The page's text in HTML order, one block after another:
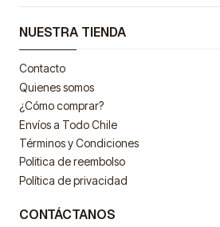
NUESTRA TIENDA
Contacto
Quienes somos
¿Cómo comprar?
Envíos a Todo Chile
Términos y Condiciones
Politica de reembolso
Política de privacidad
CONTÁCTANOS